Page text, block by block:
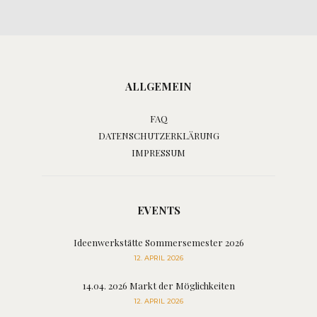
ALLGEMEIN
FAQ
DATENSCHUTZERKLÄRUNG
IMPRESSUM
EVENTS
Ideenwerkstätte Sommersemester 2026
12. APRIL 2026
14.04. 2026 Markt der Möglichkeiten
12. APRIL 2026